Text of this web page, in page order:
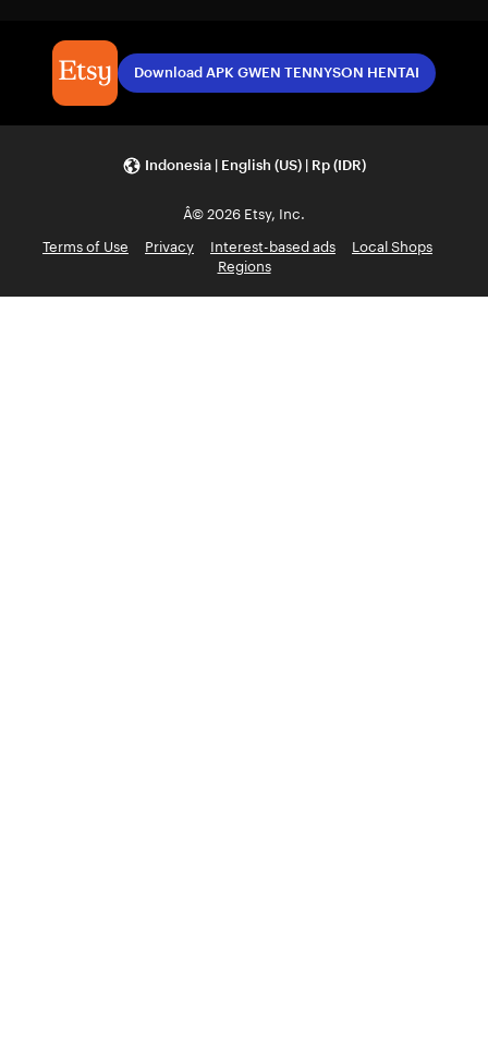
Download APK GWEN TENNYSON HENTAI
Indonesia | English (US) | Rp (IDR)
Â© 2026 Etsy, Inc.
Terms of Use
Privacy Interest-based ads
Local Shops
Regions